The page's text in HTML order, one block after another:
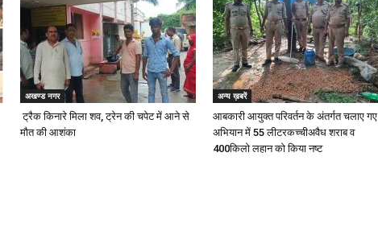
अखण्ड नगर
ट्रैक किनारे मिला शव, ट्रेन की चपेट में आने से
मौत की आशंका
अन्य ख़बरें
आबकारी आयुक्त परिवर्तन के अंतर्गत चलाए गए
अभियान में 55 लीटरकच्चीअवैध शराब व
400किलो लहान को किया नष्ट